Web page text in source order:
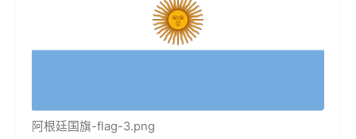
阿根廷国旗-flag-3.png